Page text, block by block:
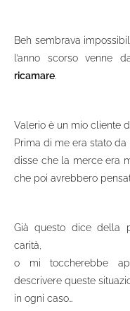
Beh sembrava
l’anno scorso venne
ricamare.
Valerio è un mio cliente
Prima di me era stato da
disse che la merce era
che poi avrebbero
Già questo dice della
carità,
o mi toccherebbe
descrivere queste
in ogni caso…